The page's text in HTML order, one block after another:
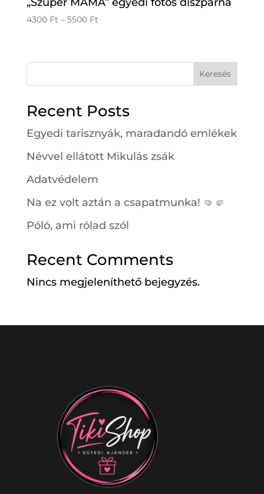
4300 Ft – 5500 FtÁrtartomány:
5500 Ft
Keresés
Recent Posts
Egyedi tarisznyák, maradandó emlékek
Névvel ellátott Mikulás zsák
Adatvédelem
Na ez volt aztán a csapatmunka! 🤜🤛
Póló, ami rólad szól
Recent Comments
Nincs megjeleníthető bejegyzés.